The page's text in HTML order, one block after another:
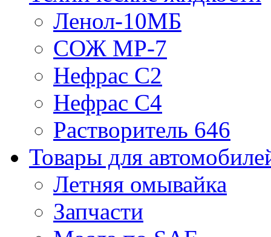
Ленол-10МБ
СОЖ МР-7
Нефрас С2
Нефрас С4
Растворитель 646
Товары для
Летняя омывайка
Запчасти